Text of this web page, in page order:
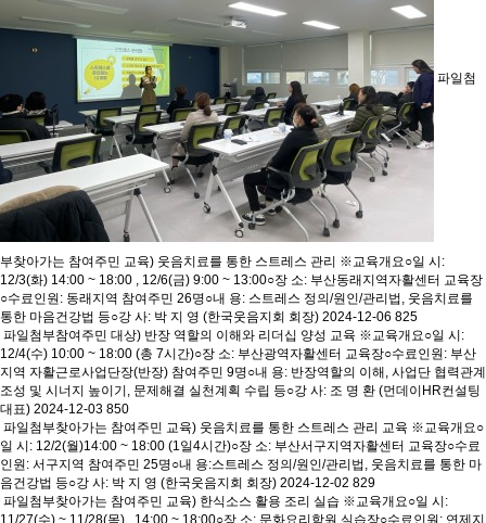
파일첨
부찾아가는 참여주민 교육) 웃음치료를 통한 스트레스 관리 ※교육개요○일 시:
12/3(화) 14:00 ~ 18:00 , 12/6(금) 9:00 ~ 13:00○장 소: 부산동래지역자활센터 교육장
○수료인원: 동래지역 참여주민 26명○내 용: 스트레스 정의/원인/관리법, 웃음치료를
통한 마음건강법 등○강 사: 박 지 영 (한국웃음지회 회장) 2024-12-06 825
파일첨부참여주민 대상) 반장 역할의 이해와 리더십 양성 교육 ※교육개요○일 시:
12/4(수) 10:00 ~ 18:00 (총 7시간)○장 소: 부산광역자활센터 교육장○수료인원: 부산
지역 자활근로사업단장(반장) 참여주민 9명○내 용: 반장역할의 이해, 사업단 협력관계
조성 및 시너지 높이기, 문제해결 실천계획 수립 등○강 사: 조 명 환 (먼데이HR컨설팅
대표) 2024-12-03 850
파일첨부찾아가는 참여주민 교육) 웃음치료를 통한 스트레스 관리 교육 ※교육개요○
일 시: 12/2(월)14:00 ~ 18:00 (1일4시간)○장 소: 부산서구지역자활센터 교육장○수료
인원: 서구지역 참여주민 25명○내 용:스트레스 정의/원인/관리법, 웃음치료를 통한 마
음건강법 등○강 사: 박 지 영 (한국웃음지회 회장) 2024-12-02 829
파일첨부찾아가는 참여주민 교육) 한식소스 활용 조리 실습 ※교육개요○일 시:
11/27(수) ~ 11/28(목) , 14:00 ~ 18:00○장 소: 문화요리학원 실습장○수료인원: 연제지